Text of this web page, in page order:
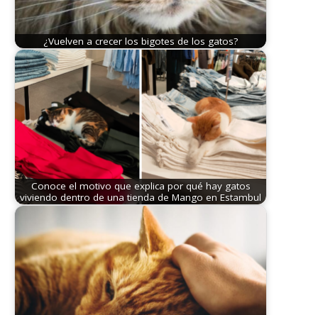
¿Vuelven a crecer los bigotes de los gatos?
Conoce el motivo que explica por qué hay gatos
viviendo dentro de una tienda de Mango en Estambul